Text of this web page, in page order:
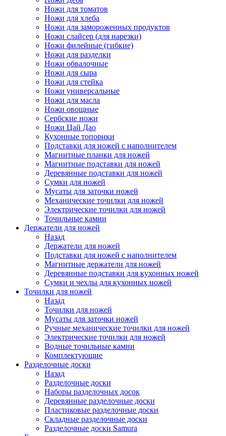
Ножи для томатов
Ножи для хлеба
Ножи для замороженных продуктов
Ножи слайсер (для нарезки)
Ножи филейные (гибкие)
Ножи для разделки
Ножи обвалочные
Ножи для сыра
Ножи для стейка
Ножи универсальные
Ножи для масла
Ножи овощные
Сербские ножи
Ножи Цай Дао
Кухонные топорики
Подставки для ножей с наполнителем
Магнитные планки для ножей
Магнитные подставки для ножей
Деревянные подставки для ножей
Сумки для ножей
Мусаты для заточки ножей
Механические точилки для ножей
Электрические точилки для ножей
Точильные камни
Держатели для ножей
Назад
Держатели для ножей
Подставки для ножей с наполнителем
Магнитные держатели для ножей
Деревянные подставки для кухонных ножей
Сумки и чехлы для кухонных ножей
Точилки для ножей
Назад
Точилки для ножей
Мусаты для заточки ножей
Ручные механические точилки для ножей
Электрические точилки для ножей
Водные точильные камни
Комплектующие
Разделочные доски
Назад
Разделочные доски
Наборы разделочных досок
Деревянные разделочные доски
Пластиковые разделочные доски
Складные разделочные доски
Разделочные доски Samura